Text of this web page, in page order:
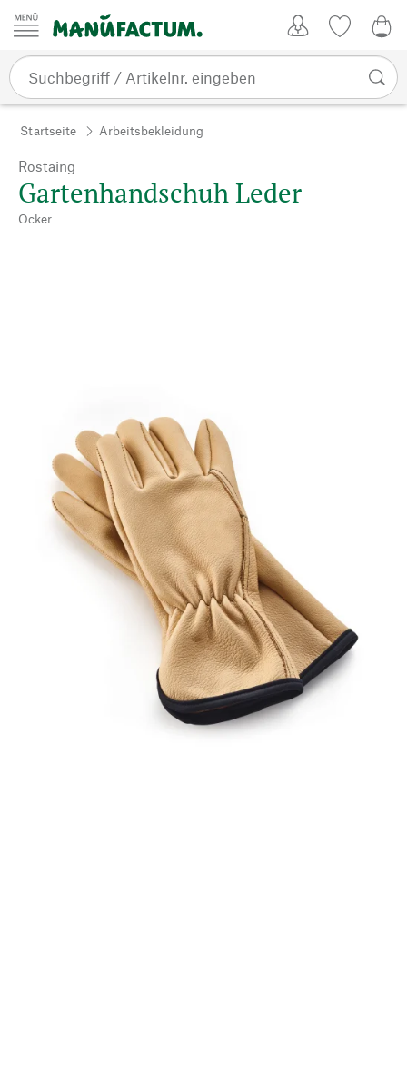
Zum Inhalt springen
Startseite Arbeitsbekleidung
Rostaing
Gartenhandschuh Leder
Ocker